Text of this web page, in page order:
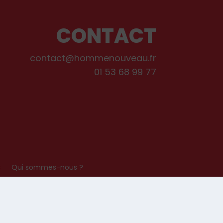
CONTACT
contact@hommenouveau.fr
01 53 68 99 77
Qui sommes-nous ?